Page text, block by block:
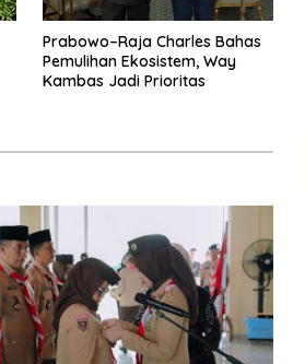
Prabowo–Raja Charles Bahas
Pemulihan Ekosistem, Way
Kambas Jadi Prioritas